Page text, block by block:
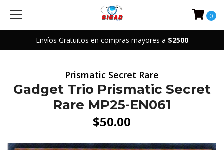
Envíos Gratuitos en compras mayores a $2500
0
Prismatic Secret Rare
Gadget Trio Prismatic Secret
Rare MP25-EN061
$50.00